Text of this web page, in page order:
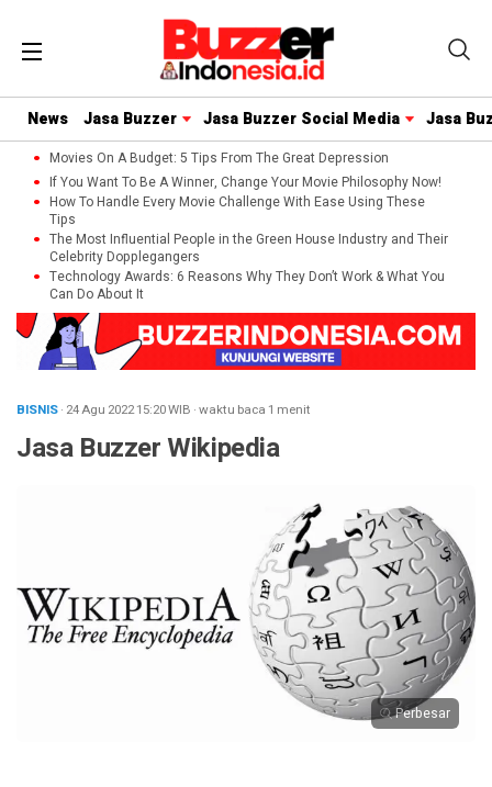
News Jasa Buzzer Jasa Buzzer Social Media Jasa
Movies On A Budget: 5 Tips From The Great Depression
If You Want To Be A Winner, Change Your Movie Philosophy Now!
How To Handle Every Movie Challenge With Ease Using These
Tips
The Most Influential People in the Green House Industry and Their
Celebrity Dopplegangers
Technology Awards: 6 Reasons Why They Don’t Work & What You
Can Do About It
BISNIS· 24 Agu 202215:20WIB ·waktu baca 1 menit
Jasa Buzzer Wikipedia
Perbesar